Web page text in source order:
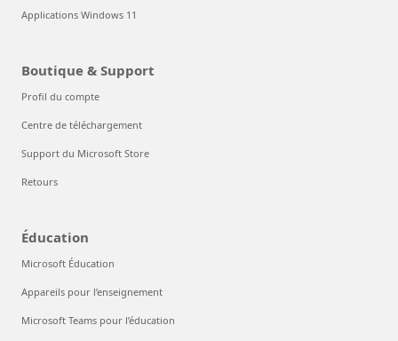
Applications Windows 11
Boutique & Support
Profil du compte
Centre de téléchargement
Support du Microsoft Store
Retours
Éducation
Microsoft Éducation
Appareils pour l’enseignement
Microsoft Teams pour l’éducation